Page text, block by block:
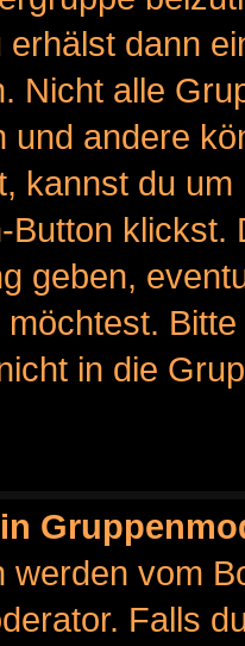
erhälst dann
Nicht alle
und andere
kannst du
Button
geben,
in die
werden vom
Falls